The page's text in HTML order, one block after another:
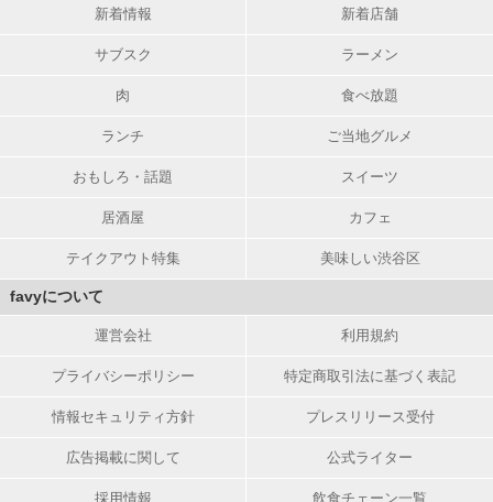
新着情報 新着店舗
サブスク ラーメン
肉 食べ放題
ランチ ご当地グルメ
おもしろ・話題 スイーツ
居酒屋 カフェ
テイクアウト特集 美味しい渋谷区
favyについて
運営会社 利用規約
プライバシーポリシー 特定商取引法に基づく表記
情報セキュリティ方針 プレスリリース受付
広告掲載に関して 公式ライター
採用情報 飲食チェーン一覧